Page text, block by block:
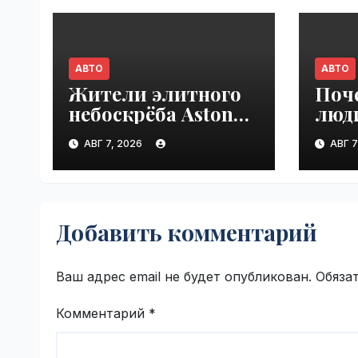
АВТО
Жители элитного
небоскрёба Aston
Martin
пожаловались
на трещины
АВГ 7, 2026
АВТО
АВГ
Добавить комментарий
Ваш адрес email не будет опубликован.
Комментарий *